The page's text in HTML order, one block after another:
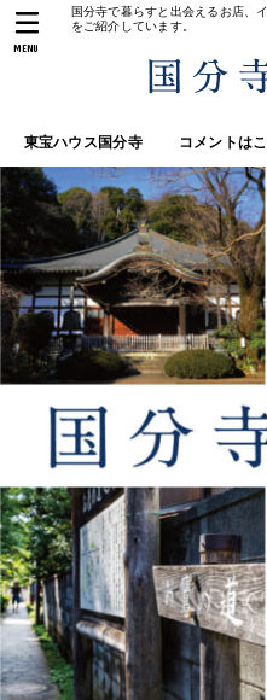
国分寺で暮らすと出会えるお店、
をご紹介しています。
東宝ハウス国分寺 コメントは
MENU